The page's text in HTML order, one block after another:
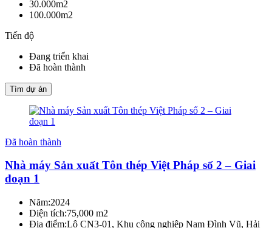
30.000m2
100.000m2
Tiến độ
Đang triển khai
Đã hoàn thành
Tìm dự án
Đã hoàn thành
Nhà máy Sản xuất Tôn thép Việt Pháp số 2 – Giai
đoạn 1
Năm:2024
Diện tích:75,000 m2
Địa điểm:Lô CN3-01, Khu công nghiệp Nam Đình Vũ, Hải